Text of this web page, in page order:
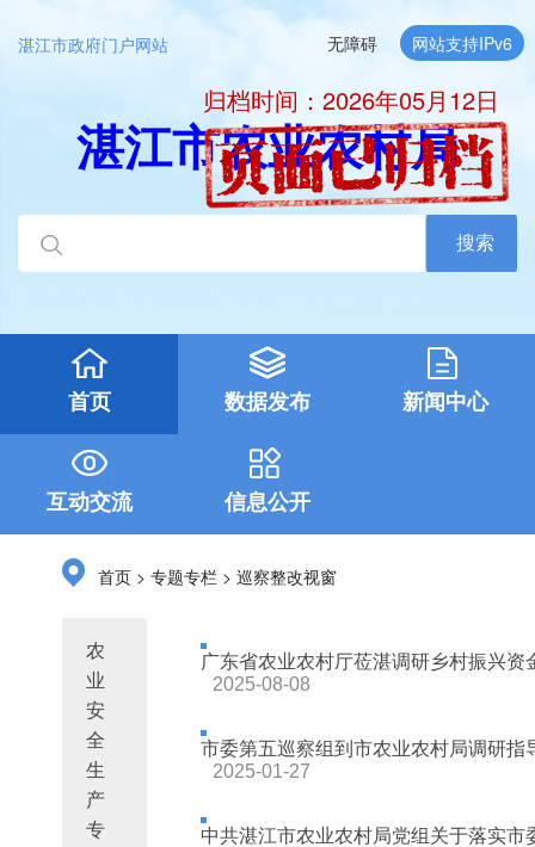
归档时间：2026年05月12日
湛江市政府门户网站 无障碍 网站支持IPv6
湛江市农业农村局
搜索
首页 数据发布 新闻中心
互动交流 信息公开
首页 >专题专栏 >巡察整改视窗
农
业
安
全
生
产
专
广东省农业农村厅莅湛调研乡村振兴
2025-08-08
市委第五巡察组到市农业农村局调研指
2025-01-27
中共湛江市农业农村局党组关于落实市